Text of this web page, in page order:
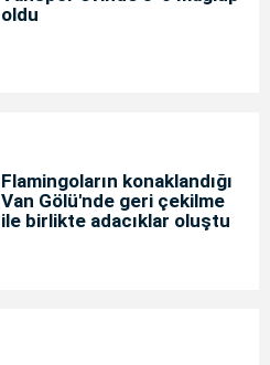
oldu
Flamingoların konaklandığı
Van Gölü'nde geri çekilme
ile birlikte adacıklar oluştu